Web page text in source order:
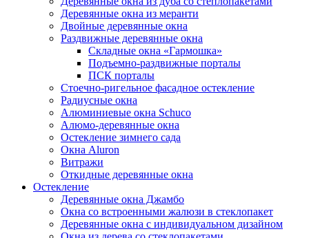
Деревянные окна из меранти
Двойные деревянные окна
Раздвижные деревянные окна
Складные окна «Гармошка»
Подъемно-раздвижные порталы
ПСК порталы
Стоечно-ригельное фасадное остекление
Радиусные окна
Алюминиевые окна Schuco
Алюмо-деревянные окна
Остекление зимнего сада
Окна Aluron
Витражи
Откидные деревянные окна
Остекление
Деревянные окна Джамбо
Окна со встроенными жалюзи в стеклопакет
Деревянные окна с индивидуальном дизайном